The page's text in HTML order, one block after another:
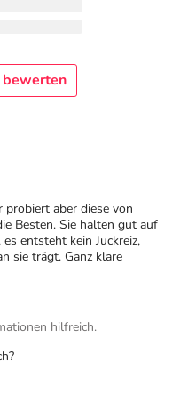
sorgen.
aus Deutschland.
entwickelt, um
probiert aber diese von
Besten. Sie halten gut auf
entsteht kein Juckreiz,
sie trägt. Ganz klare
hilfreich.